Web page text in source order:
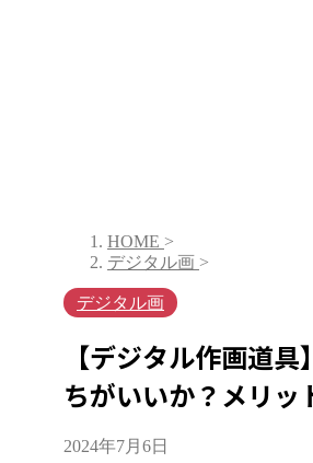
HOME >
デジタル画 >
デジタル画
【デジタル作画道
ちがいいか？メリ
2024年7月6日